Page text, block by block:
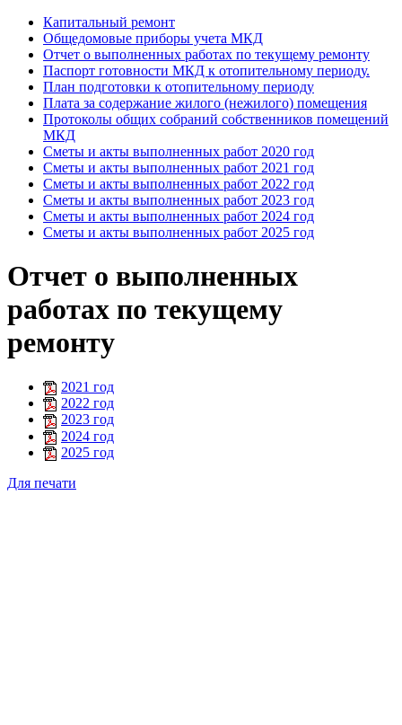
Капитальный ремонт
Общедомовые приборы учета МКД
Отчет о выполненных работах по текущему ремонту
Паспорт готовности МКД к отопительному периоду.
План подготовки к отопительному периоду
Плата за содержание жилого (нежилого) помещения
Протоколы общих собраний собственников помещений
МКД
Сметы и акты выполненных работ 2020 год
Сметы и акты выполненных работ 2021 год
Сметы и акты выполненных работ 2022 год
Сметы и акты выполненных работ 2023 год
Сметы и акты выполненных работ 2024 год
Сметы и акты выполненных работ 2025 год
Отчет о выполненных
работах по текущему
ремонту
2021 год
2022 год
2023 год
2024 год
2025 год
Для печати